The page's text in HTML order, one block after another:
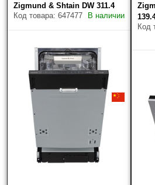
Доставка
Доставку заказанной
осуществляем в
Zigmund & Shtain DW 311.4
Код товара: 647477
В наличии
Код